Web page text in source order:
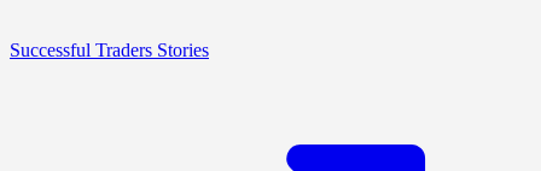
Successful Traders Stories